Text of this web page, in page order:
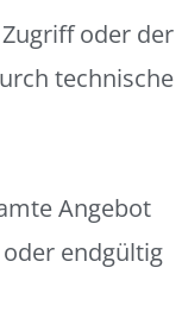
oder der
technische
Angebot
endgültig